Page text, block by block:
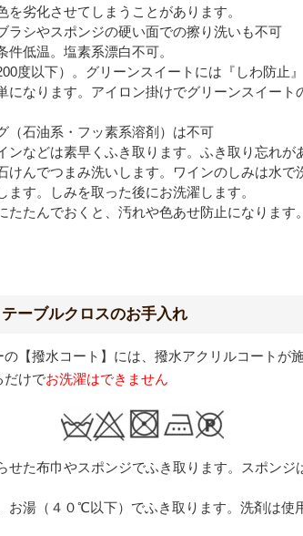
を劣化させてしまうことがあります。
ラシやスポンジの硬い面での擦り洗いも不可
低温。塩素系漂白不可。
度以下）。グリーンスイートには『しわ防止』
になります。アイロン掛けでグリーンスイート
（石油系・フッ素系溶剤）は不可
ンなどは素早くふき取ります。ふき取り忘れが
けんでつまみ洗いします。ワインのしみは水で
ます。しみを取った後にお洗濯します。
たたんでおくと、汚れや色あせ防止になります。
ーブルクロスのお手入れ
【撥水コート】には、撥水アクリルコートが
だけでお洗濯はできません
せた布巾やスポンジでふき取ります。スポンジ
お湯（４０℃以下）でふき取ります。洗剤は使